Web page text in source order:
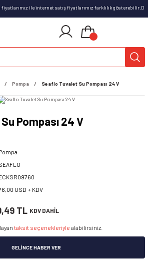
fiyatlarımız ile internet satış fiyatlarımız farklılık
Pompa Seaflo Tuvalet Su Pompası 24 V
Pompası 24 V
USD + KDV
TL KDV DAHİL
taksit seçenekleriyle alabilirsiniz.
GELINCE HABER VER